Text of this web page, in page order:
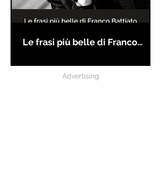
Le frasi più belle di Franco
Advertising